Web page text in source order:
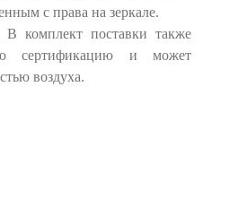
с права на зеркале.
В комплект поставки также
сертификацию и может
воздуха.